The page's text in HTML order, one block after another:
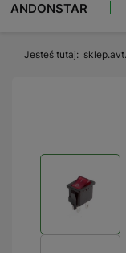
ANDONSTAR
Jesteś tutaj